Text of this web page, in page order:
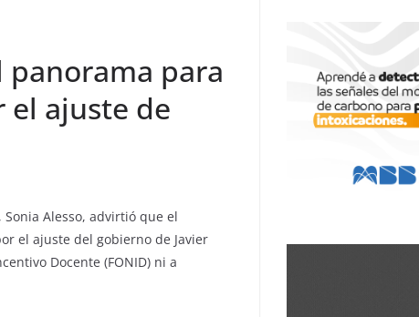
para
el ajuste de
Alesso, advirtió que el
el ajuste del gobierno de Javier
Docente (FONID) ni a